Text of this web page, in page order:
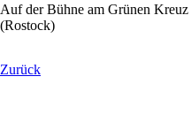
Auf der Bühne am Grünen
(Rostock)
Zurück